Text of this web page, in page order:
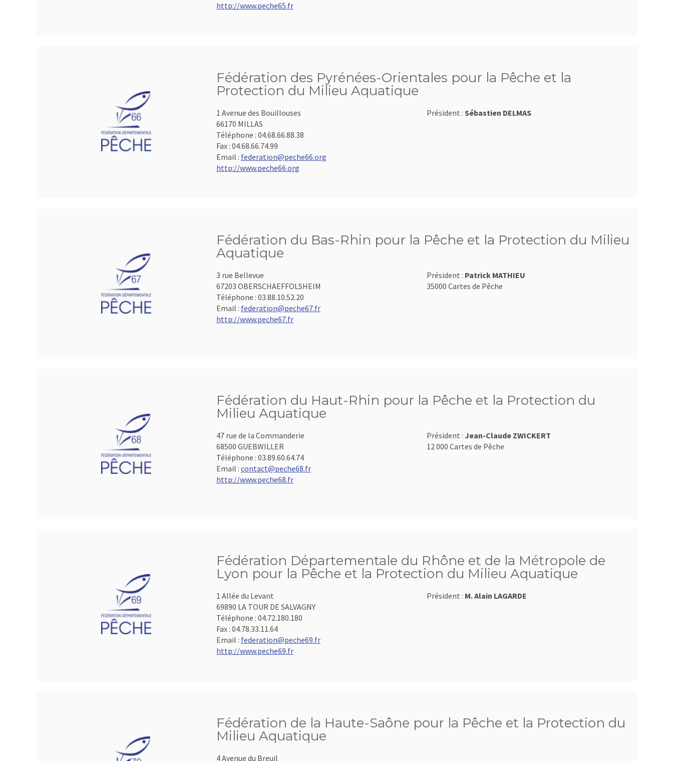
http://www.peche65.fr
Fédération des Pyrénées-Orientales pour la Pêche et la
Protection du Milieu Aquatique
1 Avenue des Bouillouses
66170 MILLAS
Téléphone : 04.68.66.88.38
Fax : 04.68.66.74.99
Email : federation@peche66.org
http://www.peche66.org
Président : Sébastien DELMAS
Fédération du Bas-Rhin pour la Pêche et la Protection du Milieu
Aquatique
3 rue Bellevue
67203 OBERSCHAEFFOLSHEIM
Téléphone : 03.88.10.52.20
Email : federation@peche67.fr
http://www.peche67.fr
Président : Patrick MATHIEU
35000 Cartes de Pêche
Fédération du Haut-Rhin pour la Pêche et la Protection du
Milieu Aquatique
47 rue de la Commanderie
68500 GUEBWILLER
Téléphone : 03.89.60.64.74
Email : contact@peche68.fr
http://www.peche68.fr
Président : Jean-Claude ZWICKERT
12 000 Cartes de Pêche
Fédération Départementale du Rhône et de la Métropole de
Lyon pour la Pêche et la Protection du Milieu Aquatique
1 Allée du Levant
69890 LA TOUR DE SALVAGNY
Téléphone : 04.72.180.180
Fax : 04.78.33.11.64
Email : federation@peche69.fr
http://www.peche69.fr
Président : M. Alain LAGARDE
Fédération de la Haute-Saône pour la Pêche et la Protection du
Milieu Aquatique
4 Avenue du Breuil